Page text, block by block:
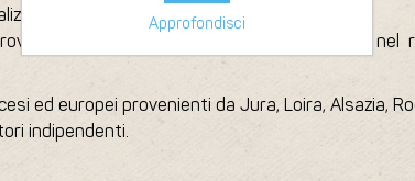
in vini naturali, biodinamici e vivi.
da vignaioli indipendenti impegnati
ed europei provenienti da Jura, Loira, Alsazia,
indipendenti.
Approfondisci